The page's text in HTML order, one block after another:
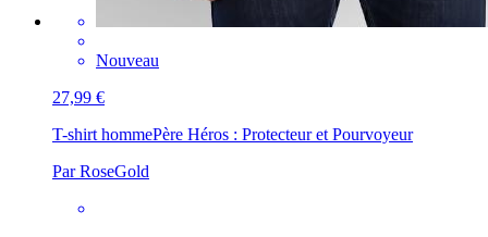
Nouveau
27,99 €
T-shirt hommePère Héros : Protecteur et Pourvoyeur
Par RoseGold